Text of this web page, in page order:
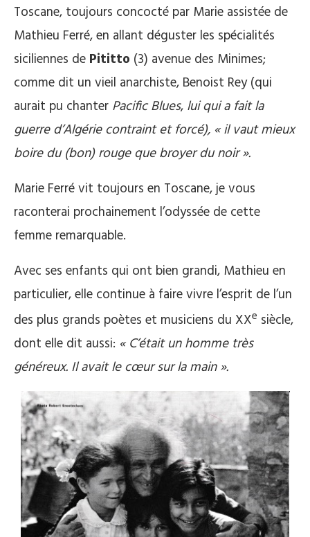
Toscane, toujours concocté par Marie assistée de
Mathieu Ferré, en allant déguster les spécialités
siciliennes de Pititto (3) avenue des Minimes;
comme dit un vieil anarchiste, Benoist Rey (qui
aurait pu chanter Pacific Blues, lui qui a fait la
guerre d’Algérie contraint et forcé), « il vaut mieux
boire du (bon) rouge que broyer du noir ».
Marie Ferré vit toujours en Toscane, je vous
raconterai prochainement l’odyssée de cette
femme remarquable.
Avec ses enfants qui ont bien grandi, Mathieu en
particulier, elle continue à faire vivre l’esprit de l’un
des plus grands poètes et musiciens du XXe siècle,
dont elle dit aussi: « C’était un homme très
généreux. Il avait le cœur sur la main ».